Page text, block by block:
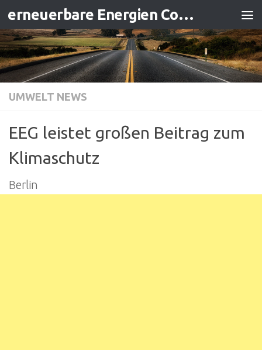
Zum Inhalt springen erneuerbare Energien Contracting
UMWELT NEWS
EEG leistet großen Beitrag zum
Klimaschutz
Berlin